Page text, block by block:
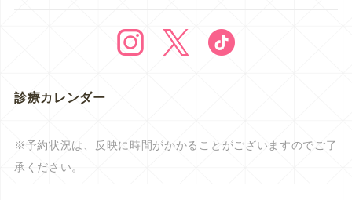
診療カレンダー
※予約状況は、反映に時間がかかることがございますのでご了
承ください。